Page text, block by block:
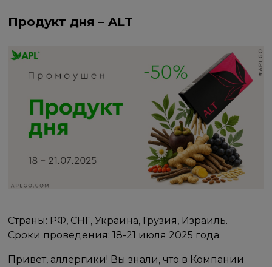
Продукт дня – ALT
Страны: РФ, СНГ, Украина, Грузия, Израиль.
Сроки проведения: 18-21 июля 2025 года.
Привет, аллергики! Вы знали, что в Компании